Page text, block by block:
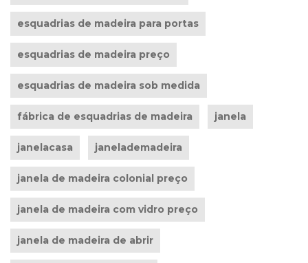
esquadrias de madeira para portas
esquadrias de madeira preço
esquadrias de madeira sob medida
fábrica de esquadrias de madeira janela
janelacasa janelademadeira
janela de madeira colonial preço
janela de madeira com vidro preço
janela de madeira de abrir